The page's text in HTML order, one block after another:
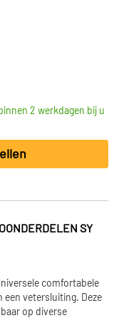
2 werkdagen bij u
SY
comfortabele
een vetersluiting. Deze
op diverse